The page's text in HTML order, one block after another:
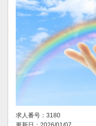
求人番号：3180